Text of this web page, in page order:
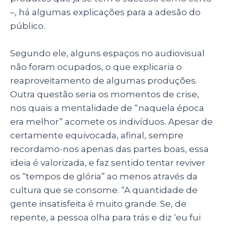
–, há algumas explicações para a adesão do
público.
Segundo ele, alguns espaços no audiovisual
não foram ocupados, o que explicaria o
reaproveitamento de algumas produções.
Outra questão seria os momentos de crise,
nos quais a mentalidade de “naquela época
era melhor” acomete os indivíduos. Apesar de
certamente equivocada, afinal, sempre
recordamo-nos apenas das partes boas, essa
ideia é valorizada, e faz sentido tentar reviver
os “tempos de glória” ao menos através da
cultura que se consome. “A quantidade de
gente insatisfeita é muito grande. Se, de
repente, a pessoa olha para trás e diz ‘eu fui